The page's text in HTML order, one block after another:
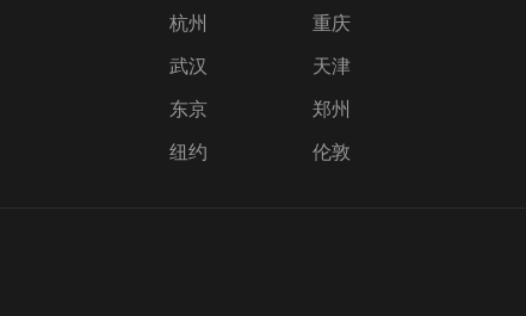
杭州 重庆
武汉 天津
东京 郑州
纽约 伦敦